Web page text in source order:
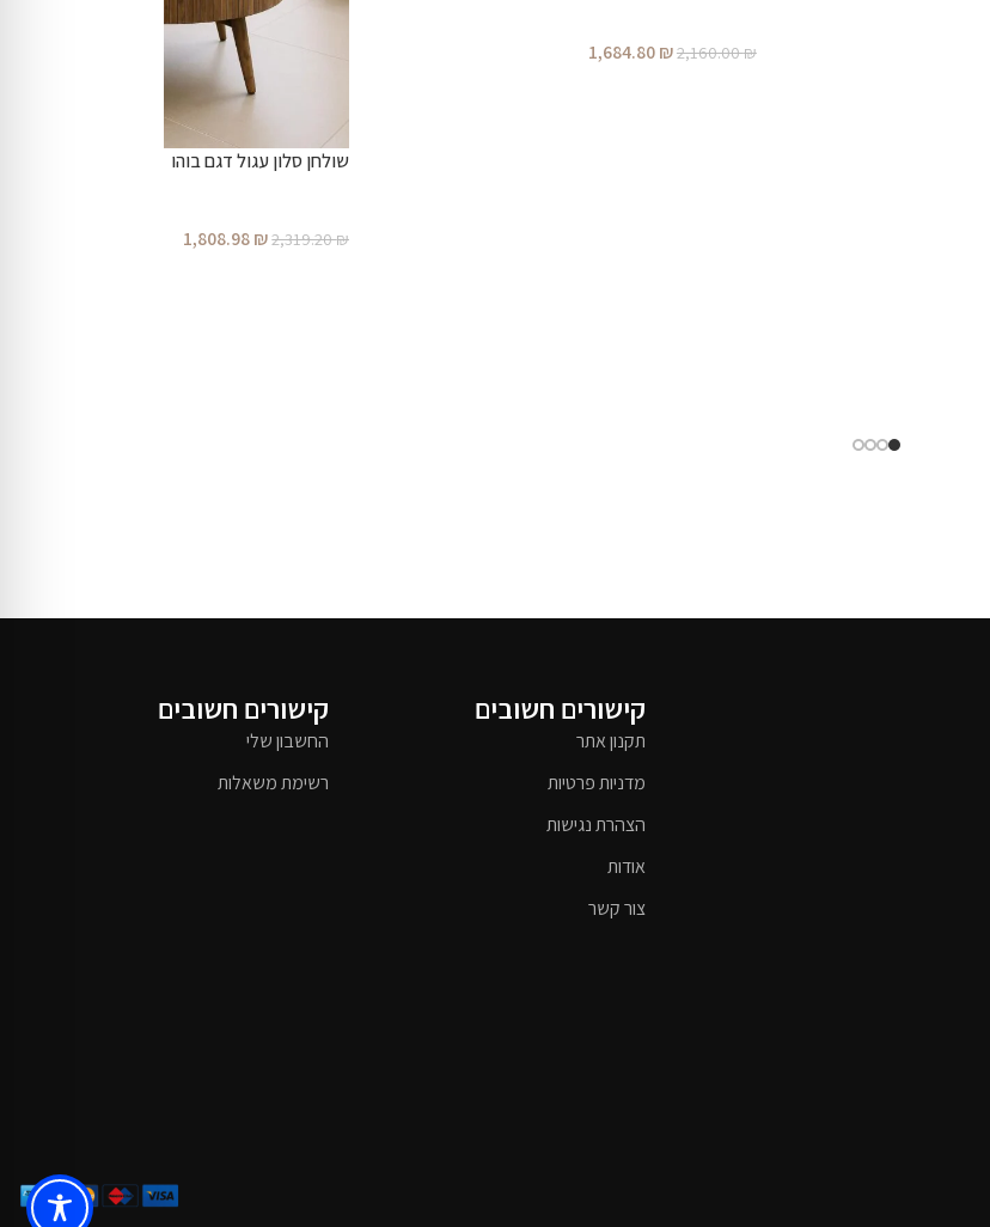
2,160.00₪
1,684.80₪
שולחן סלון עגול דגם בוהו
2,319.20₪
1,808.98₪
קישורים חשובים
תקנון אתר
מדניות פרטיות
הצהרת נגישות
אודות
צור קשר
קישורים חשובים
החשבון שלי
רשימת משאלות